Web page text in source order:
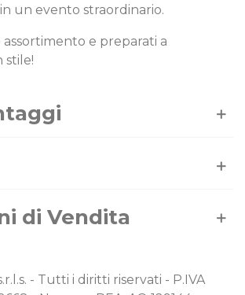
un evento straordinario.
e preparati a
stile!
di Vendita
- Tutti i diritti riservati - P.IVA